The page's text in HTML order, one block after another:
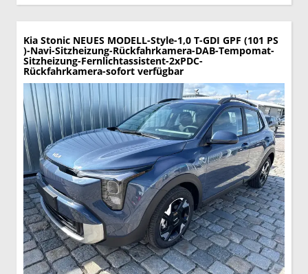
Kia Stonic NEUES MODELL-Style-1,0 T-GDI GPF (101 PS
)-Navi-Sitzheizung-Rückfahrkamera-DAB-Tempomat-
Sitzheizung-Fernlichtassistent-2xPDC-
Rückfahrkamera-sofort verfügbar